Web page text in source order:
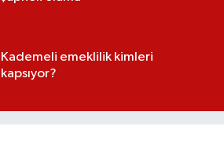
Kademeli emeklilik kimleri
kapsıyor?